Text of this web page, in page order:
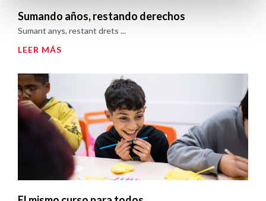
Sumando años, restando derechos
Sumant anys, restant drets ...
LEER MÁS